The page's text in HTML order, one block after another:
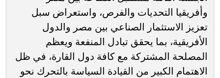
وأفريقيا التحديات والفرص، واستعراض سبل
تعزيز الاستثمار الصناعي بين مصر والدول
الأفريقية، بما يحقق تبادل المنفعة ويعظم
المصلحة المشتركة مع كافة دول القارة، في ظل
الاهتمام الكبير من القيادة السياسة بالتحرك نحو